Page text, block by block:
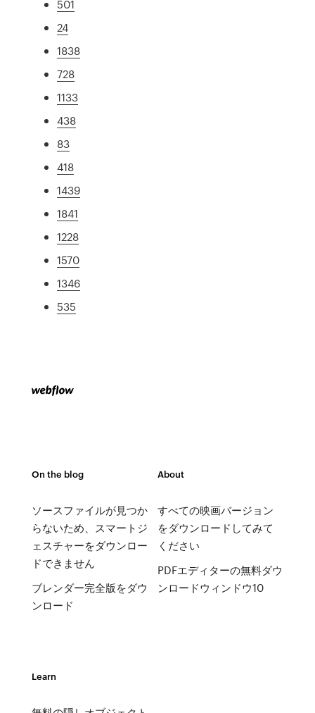
501
24
1838
728
1133
438
83
418
1439
1841
1228
1570
1346
535
On the blog
ソースファイルが見つか
らないため、スマートジ
ェスチャーをダウンロー
ドできません
ブレンダー完全版をダウ
ンロード
About
すべての映画バージョン
をダウンロードしてみて
ください
PDFエディターの無料ダウ
ンロードウィンドウ10
Learn